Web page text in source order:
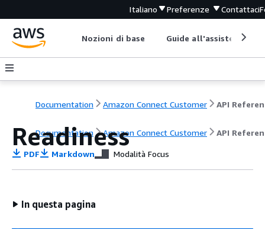
Italiano Preferenze Contattaci
Nozioni di base Guide all'assistenza
Documentation Amazon Connect Customer API
Documentation Amazon Connect Customer API
Readiness
PDF Markdown Modalità Focus
In questa pagina